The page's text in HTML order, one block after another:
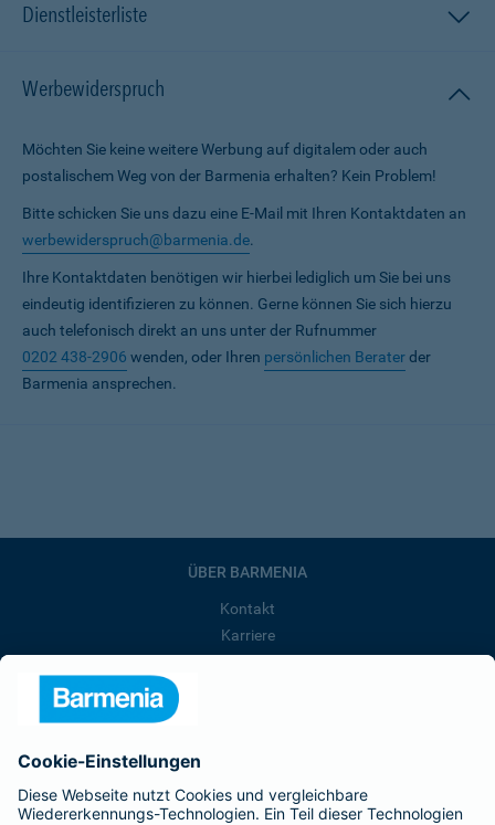
Dienstleisterliste
Werbewiderspruch
Möchten Sie keine weitere Werbung auf digitalem oder auch
postalischem Weg von der Barmenia erhalten? Kein Problem!
Bitte schicken Sie uns dazu eine E-Mail mit Ihren Kontaktdaten an
werbewiderspruch@barmenia.de.
Ihre Kontaktdaten benötigen wir hierbei lediglich um Sie bei uns
eindeutig identifizieren zu können. Gerne können Sie sich hierzu
auch telefonisch direkt an uns unter der Rufnummer
0202 438-2906 wenden, oder Ihren persönlichen Beraterder
Barmenia ansprechen.
ÜBER BARMENIA
Kontakt
Karriere
Barmenia ist Teil der BarmeniaGothaer
BELIEBTE SEITEN